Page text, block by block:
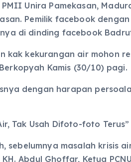
Unira Pamekasan,
Pemilik facebook
di dinding facebook
kak kekurangan air mohon
Kamis (30/10) pagi.
dengan harapan
Tak Usah Difoto-foto
sebelumnya masalah krisis
Abdul Ghoffar, Ketua